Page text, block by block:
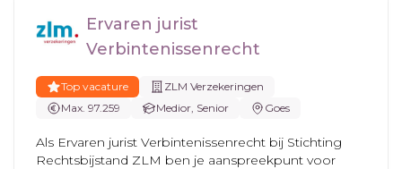
Ervaren jurist
Verbintenissenrecht
Top vacature
ZLM Verzekeringen
Max. 97.259
Medior, Senior Goes
Als Ervaren jurist Verbintenissenrecht bij Stichting
Rechtsbijstand ZLM ben je aanspreekpunt voor